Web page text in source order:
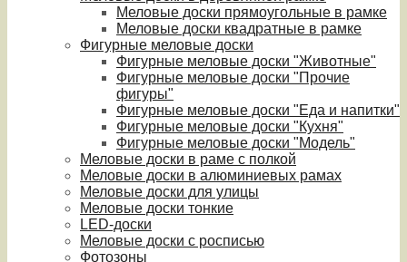
Меловые доски прямоугольные в рамке
Меловые доски квадратные в рамке
Фигурные меловые доски
Фигурные меловые доски "Животные"
Фигурные меловые доски "Прочие
фигуры"
Фигурные меловые доски "Еда и напитки"
Фигурные меловые доски "Кухня"
Фигурные меловые доски "Модель"
Меловые доски в раме с полкой
Меловые доски в алюминиевых рамах
Меловые доски для улицы
Меловые доски тонкие
LED-доски
Меловые доски с росписью
Фотозоны